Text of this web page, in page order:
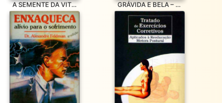
A SEMENTE DA VITÓRIA GRÁVIDA E BELA – UM GUIA PRÁTICO DE SAÚDE E BELEZA PARA A GE